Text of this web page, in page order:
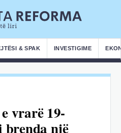
& SPAK INVESTIGIME
vrarë 19-
një